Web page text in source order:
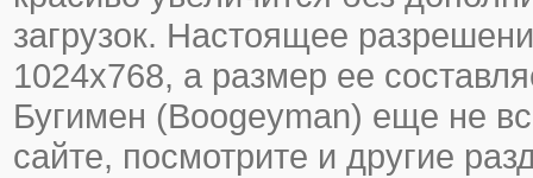
загрузок. Настоящее
1024х768, а размер ее
Бугимен (Boogeyman) еще не
сайте, посмотрите и другие